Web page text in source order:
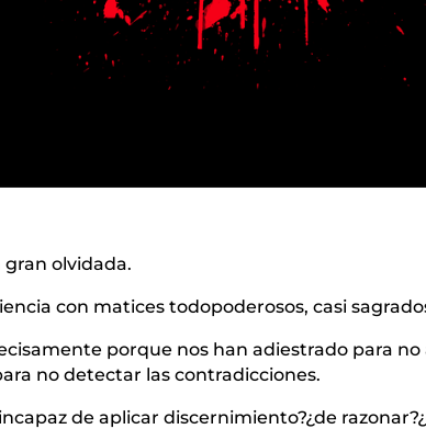
gran olvidada.
con matices todopoderosos, casi
porque nos han adiestrado para
no detectar las contradicciones.
de aplicar discernimiento?¿de